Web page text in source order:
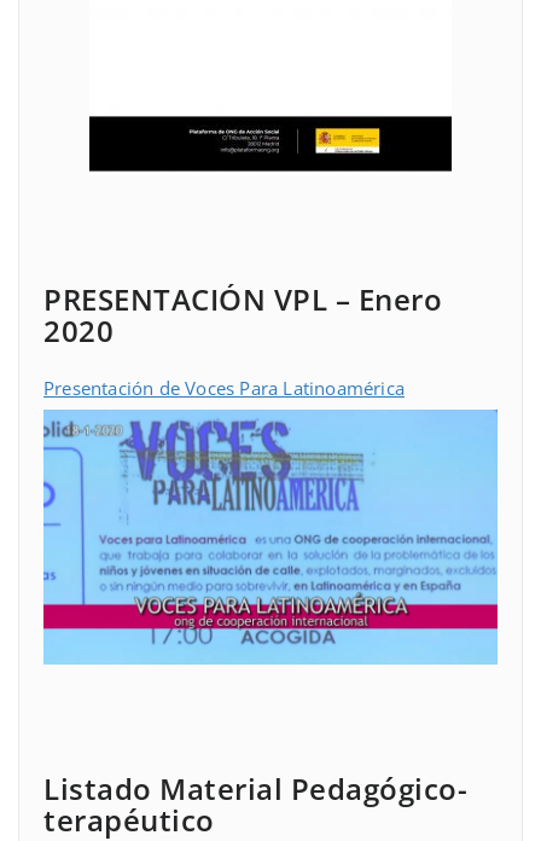
PRESENTACIÓN VPL – Enero
2020
Presentación de Voces Para Latinoamérica
Listado Material Pedagógico-
terapéutico